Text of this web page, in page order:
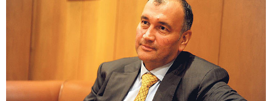
Хюсню Озегин (состояние 2,6 млрд.